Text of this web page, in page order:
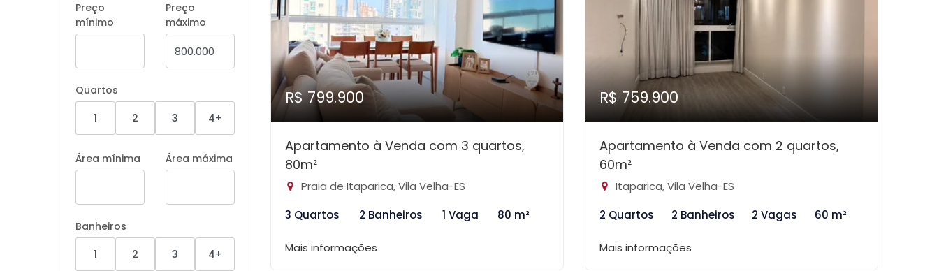
Preço
mínimo
Preço
máximo
Quartos
1
2 3 4+
Área mínima Área máxima
Banheiros
1
2 3 4+
R$ 799.900
Apartamento à Venda com 3 quartos,
80m²
Praia de Itaparica, Vila Velha-ES
3 Quartos
2 Banheiros 1 Vaga 80 m²
Mais informações
R$ 759.900
Apartamento à Venda com 2 quartos,
60m²
Itaparica, Vila Velha-ES
2 Quartos
2 Banheiros 2 Vagas 60 m²
Mais informações